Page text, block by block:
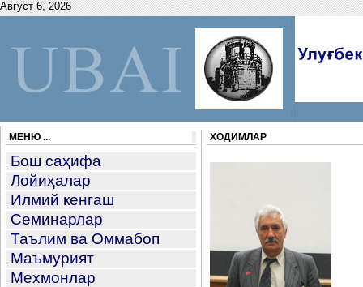
Август 6, 2026
МЕНЮ ...
Бош саҳифа
Лойиҳалар
Илмий кенгаш
Семинарлар
Таълим ва Оммабоп
Маъмурият
Мехмонлар
ХОДИМЛАР